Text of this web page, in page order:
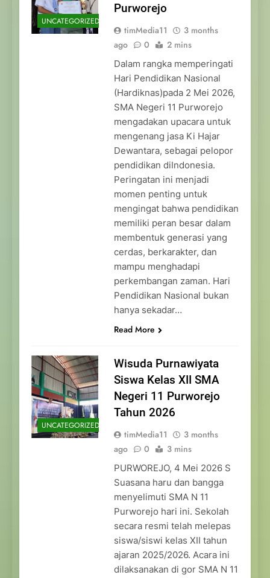
UNCATEGORIZED
Purworejo
timMedia11
3 months
ago
0 2 mins
Dalam rangka memperingati
Hari Pendidikan Nasional
(Hardiknas)pada 2 Mei 2026,
SMA Negeri 11 Purworejo
mengadakan upacara untuk
mengenang jasa Ki Hajar
Dewantara, sebagai pelopor
pendidikan diIndonesia.
Peringatan ini menjadi
momen penting untuk
mengingat bahwa pendidikan
memiliki peran besar dalam
membentuk generasi yang
cerdas, berkarakter, dan
mampu menghadapi
perkembangan zaman. Hari
Pendidikan Nasional bukan
hanya sekadar…
Read More
UNCATEGORIZED
Wisuda Purnawiyata
Siswa Kelas XII SMA
Negeri 11 Purworejo
Tahun 2026
timMedia11
3 months
ago
0 3 mins
PURWOREJO, 4 Mei 2026 S
Suasana haru dan bangga
menyelimuti SMA N 11
Purworejo hari ini. Sekolah
secara resmi telah melepas
siswa/siswi kelas XII tahun
ajaran 2025/2026. Acara ini
dilaksanakan di gor SMA N 11